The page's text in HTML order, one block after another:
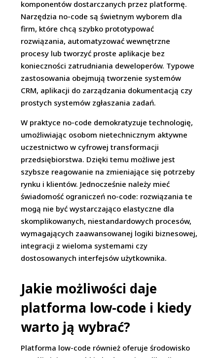
komponentów dostarczanych przez platformę.
Narzędzia no-code są świetnym wyborem dla
firm, które chcą szybko prototypować
rozwiązania, automatyzować wewnętrzne
procesy lub tworzyć proste aplikacje bez
konieczności zatrudniania deweloperów. Typowe
zastosowania obejmują tworzenie systemów
CRM, aplikacji do zarządzania dokumentacją czy
prostych systemów zgłaszania zadań.
W praktyce no-code demokratyzuje technologię,
umożliwiając osobom nietechnicznym aktywne
uczestnictwo w cyfrowej transformacji
przedsiębiorstwa. Dzięki temu możliwe jest
szybsze reagowanie na zmieniające się potrzeby
rynku i klientów. Jednocześnie należy mieć
świadomość ograniczeń no-code: rozwiązania te
mogą nie być wystarczająco elastyczne dla
skomplikowanych, niestandardowych procesów,
wymagających zaawansowanej logiki biznesowej,
integracji z wieloma systemami czy
dostosowanych interfejsów użytkownika.
Jakie możliwości daje
platforma low-code i kiedy
warto ją wybrać?
Platforma low-code również oferuje środowisko